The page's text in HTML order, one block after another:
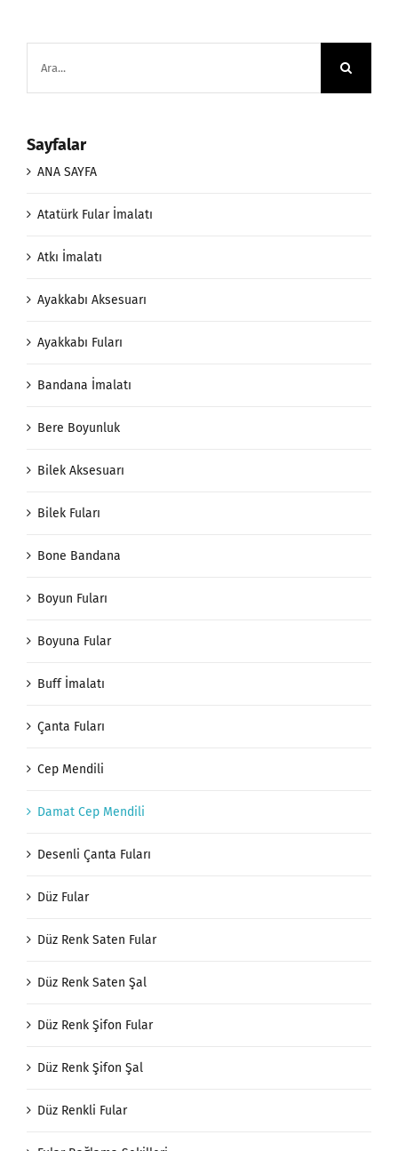
Sayfalar
ANA SAYFA
Atatürk Fular İmalatı
Atkı İmalatı
Ayakkabı Aksesuarı
Ayakkabı Fuları
Bandana İmalatı
Bere Boyunluk
Bilek Aksesuarı
Bilek Fuları
Bone Bandana
Boyun Fuları
Boyuna Fular
Buff İmalatı
Çanta Fuları
Cep Mendili
Damat Cep Mendili
Desenli Çanta Fuları
Düz Fular
Düz Renk Saten Fular
Düz Renk Saten Şal
Düz Renk Şifon Fular
Düz Renk Şifon Şal
Düz Renkli Fular